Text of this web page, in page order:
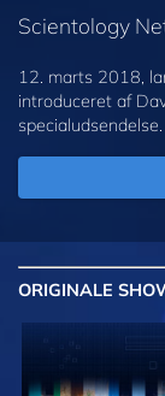
Scientology
12. marts 2018,
introduceret af
specialudsendelse.
ORIGINALE